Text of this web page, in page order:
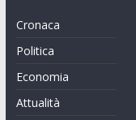
Cronaca
Politica
Economia
Attualità